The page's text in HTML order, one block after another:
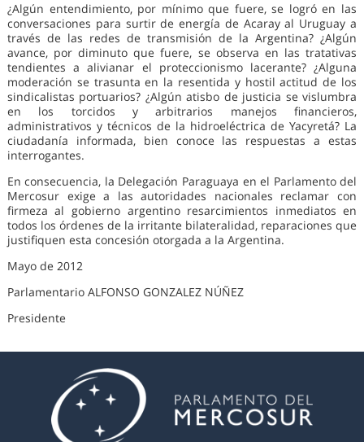
¿Algún entendimiento, por mínimo que fuere, se logró en las
conversaciones para surtir de energía de Acaray al Uruguay a
través de las redes de transmisión de la Argentina? ¿Algún
avance, por diminuto que fuere, se observa en las tratativas
tendientes a alivianar el proteccionismo lacerante? ¿Alguna
moderación se trasunta en la resentida y hostil actitud de los
sindicalistas portuarios? ¿Algún atisbo de justicia se vislumbra
en los torcidos y arbitrarios manejos financieros,
administrativos y técnicos de la hidroeléctrica de Yacyretá? La
ciudadanía informada, bien conoce las respuestas a estas
interrogantes.
En consecuencia, la Delegación Paraguaya en el Parlamento del
Mercosur exige a las autoridades nacionales reclamar con
firmeza al gobierno argentino resarcimientos inmediatos en
todos los órdenes de la irritante bilateralidad, reparaciones que
justifiquen esta concesión otorgada a la Argentina.
Mayo de 2012
Parlamentario ALFONSO GONZALEZ NÚÑEZ
Presidente